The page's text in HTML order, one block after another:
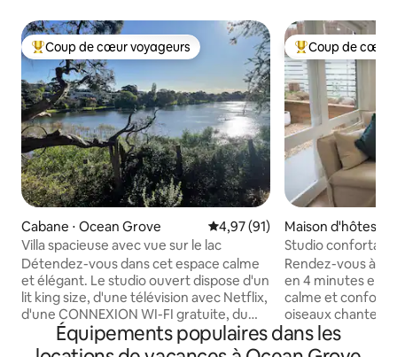
Coups de cœur voyageurs les plus appréciés
Coup de cœur voyageurs
Cabane ⋅ Ocean Grove Évaluation moyenne sur la
4,97 (91)
Villa spacieuse avec vue sur le lac
Détendez-vous dans cet espace calme
et élégant. Le studio ouvert dispose d'un
lit king size, d'une télévision avec Netflix,
d'une CONNEXION WI-FI gratuite, du
chauffage et de la climatisation, d'une
vue imprenable sur le lac. Votre terrasse
Coups de cœur
Coup de cœur
Maison d'hôtes ⋅
ve
Studio
petit-déjeuner
Rendez-vous à la
en 4 minutes en
calme et
oiseaux chanter
profiter du
vous est fourni.
Équipements populaires dans les